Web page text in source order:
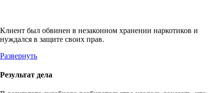
Клиент был обвинен в незаконном хранении наркотиков и
нуждался в защите своих прав.
Развернуть
Результат дела